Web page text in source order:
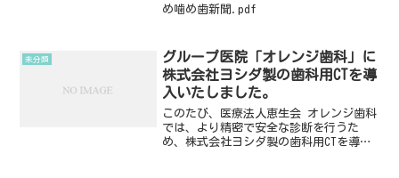
め噛め歯新聞.pdf
未分類
グループ医院「オレンジ歯科」に
株式会社ヨシダ製の歯科用CTを導
入いたしました。
このたび、医療法人恵生会 オレンジ歯科
では、より精密で安全な診断を行うた
め、株式会社ヨシダ製の歯科用CTを導入